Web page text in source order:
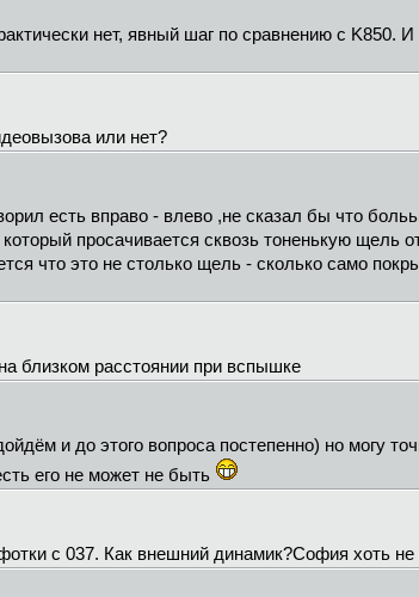
нет, явный шаг по сравнению с K850.
или нет?
есть вправо - влево ,не сказал бы что
просачивается сквозь тоненькую щель
что это не столько щель - сколько само
близком расстоянии при вспышке
и до этого вопроса постепенно) но могу
его не может не быть
с 037. Как внешний динамик?София хоть